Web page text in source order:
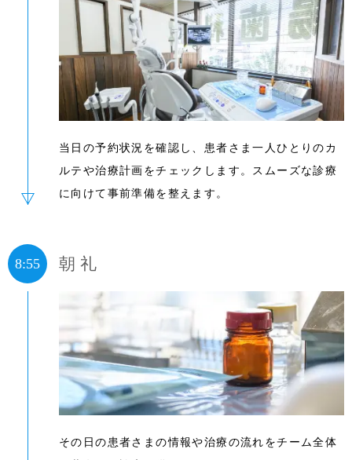
当日の予約状況を確認し、患者さま一人ひとりのカ
ルテや治療計画をチェックします。スムーズな診療
に向けて事前準備を整えます。
8:55 朝礼
その日の患者さまの情報や治療の流れをチーム全体